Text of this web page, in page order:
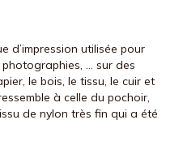
d’impression utilisée pour
… sur des
le bois, le tissu, le cuir et
à celle du pochoir,
de nylon très fin qui a été